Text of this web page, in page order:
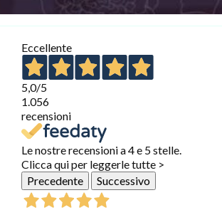
Eccellente
5,0/5
1.056
recensioni
Le nostre recensioni a 4 e 5 stelle.
Clicca qui per leggerle tutte >
Precedente
Successivo